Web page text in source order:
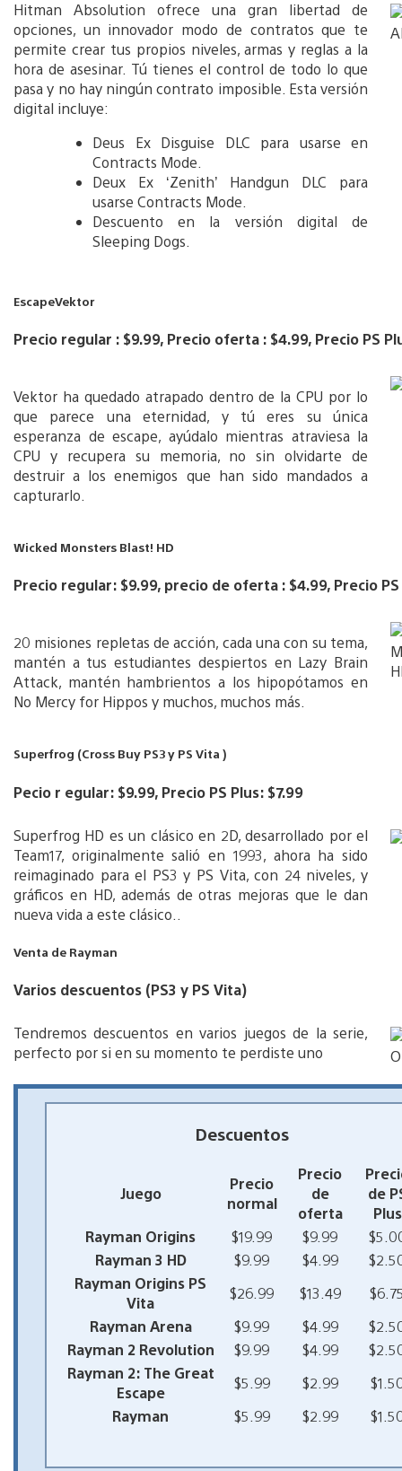
Hitman Absolution ofrece una gran libertad de
opciones, un innovador modo de contratos que te
permite crear tus propios niveles, armas y reglas a la
hora de asesinar. Tú tienes el control de todo lo que
pasa y no hay ningún contrato imposible. Esta versión
digital incluye:
Deus Ex Disguise DLC para usarse en
Contracts Mode.
Deux Ex ‘Zenith’ Handgun DLC para
usarse Contracts Mode.
Descuento en la versión digital de
Sleeping Dogs.
EscapeVektor
Precio regular : $9.99, Precio oferta : $4.99, Precio PS
Vektor ha quedado atrapado dentro de la CPU por lo
que parece una eternidad, y tú eres su única
esperanza de escape, ayúdalo mientras atraviesa la
CPU y recupera su memoria, no sin olvidarte de
destruir a los enemigos que han sido mandados a
capturarlo.
Wicked Monsters Blast! HD
Precio regular: $9.99, precio de oferta : $4.99, Precio PS
20 misiones repletas de acción, cada una con su tema,
mantén a tus estudiantes despiertos en Lazy Brain
Attack, mantén hambrientos a los hipopótamos en
No Mercy for Hippos y muchos, muchos más.
Superfrog (Cross Buy PS3 y PS Vita )
Pecio r egular: $9.99, Precio PS Plus: $7.99
Superfrog HD es un clásico en 2D, desarrollado por el
Team17, originalmente salió en 1993, ahora ha sido
reimaginado para el PS3 y PS Vita, con 24 niveles, y
gráficos en HD, además de otras mejoras que le dan
nueva vida a este clásico..
Venta de Rayman
Varios descuentos (PS3 y PS Vita)
Tendremos descuentos en varios juegos de la serie,
perfecto por si en su momento te perdiste uno
Descuentos
Juego
Precio
normal
Precio
de
oferta
de
Plus
Rayman Origins
$19.99 $9.99
Rayman 3 HD
$9.99 $4.99
Rayman Origins PS
Vita
$26.99 $13.49
Rayman Arena
$9.99 $4.99
Rayman 2 Revolution
$9.99 $4.99
Rayman 2: The Great
Escape
$5.99 $2.99
Rayman
$5.99 $2.99